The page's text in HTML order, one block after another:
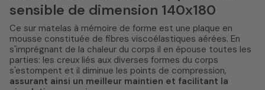
sensible de dimension 140x180
Ce sur matelas à mémoire de forme est une plaque en
mousse constituée de fibres viscoélastiques aérées. En
s'imprégnant de la chaleur du corps il en épouse toutes les
parties: les creux liés aux diverses formes du corps
s'estompent et il diminue les points de compression,
assurant ainsi un meilleur maintien et facilitant la